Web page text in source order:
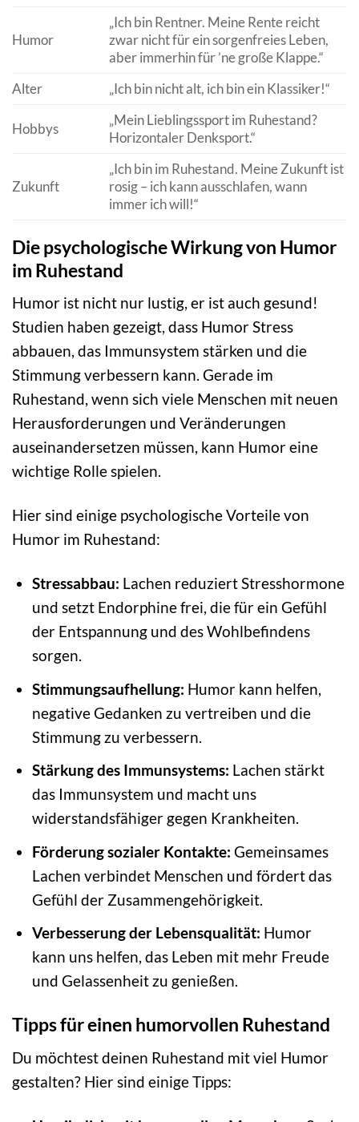
Humor
„Ich bin Rentner. Meine Rente reicht
zwar nicht für ein sorgenfreies Leben,
aber immerhin für ’ne große Klappe.“
Alter
„Ich bin nicht alt, ich bin ein Klassiker!“
Hobbys
„Mein Lieblingssport im Ruhestand?
Horizontaler Denksport.“
Zukunft
„Ich bin im Ruhestand. Meine Zukunft ist
rosig – ich kann ausschlafen, wann
immer ich will!“
Die psychologische Wirkung von Humor
im Ruhestand
Humor ist nicht nur lustig, er ist auch gesund!
Studien haben gezeigt, dass Humor Stress
abbauen, das Immunsystem stärken und die
Stimmung verbessern kann. Gerade im
Ruhestand, wenn sich viele Menschen mit neuen
Herausforderungen und Veränderungen
auseinandersetzen müssen, kann Humor eine
wichtige Rolle spielen.
Hier sind einige psychologische Vorteile von
Humor im Ruhestand:
Stressabbau: Lachen reduziert Stresshormone
und setzt Endorphine frei, die für ein Gefühl
der Entspannung und des Wohlbefindens
sorgen.
Stimmungsaufhellung: Humor kann helfen,
negative Gedanken zu vertreiben und die
Stimmung zu verbessern.
Stärkung des Immunsystems: Lachen stärkt
das Immunsystem und macht uns
widerstandsfähiger gegen Krankheiten.
Förderung sozialer Kontakte: Gemeinsames
Lachen verbindet Menschen und fördert das
Gefühl der Zusammengehörigkeit.
Verbesserung der Lebensqualität: Humor
kann uns helfen, das Leben mit mehr Freude
und Gelassenheit zu genießen.
Tipps für einen humorvollen Ruhestand
Du möchtest deinen Ruhestand mit viel Humor
gestalten? Hier sind einige Tipps: